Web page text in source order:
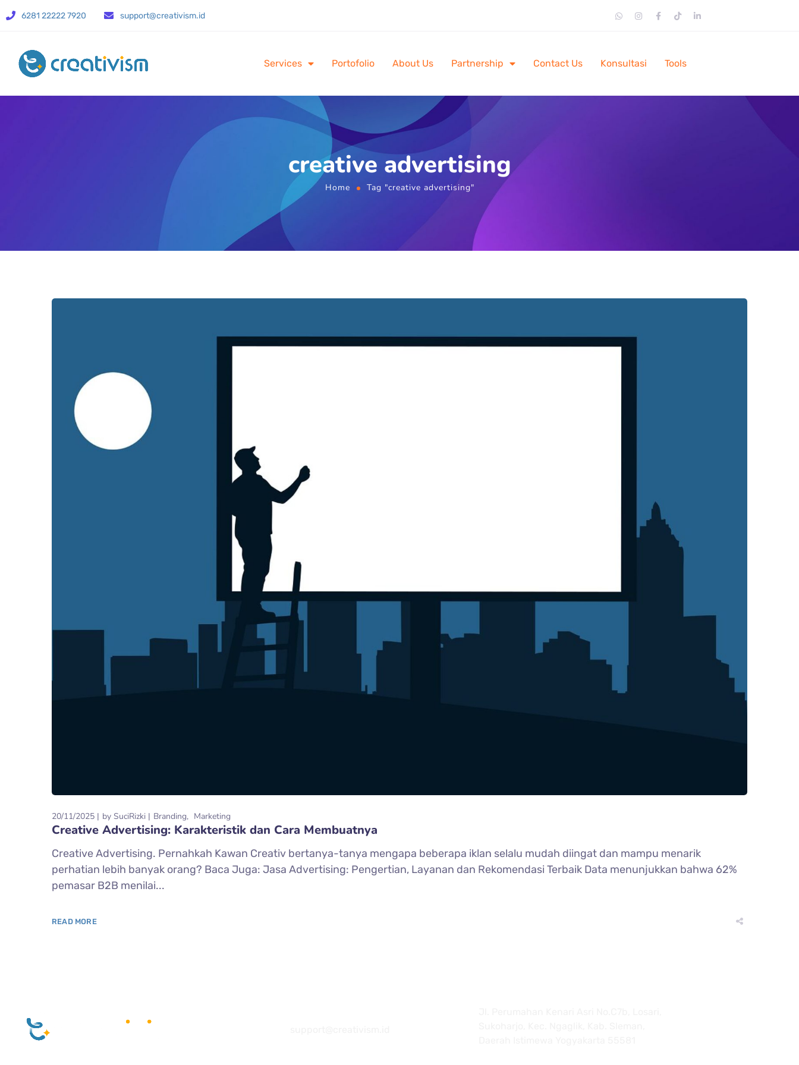
6281 22222 7920 support@creativism.id
Services Portofolio About Us Partnership Contact Us Konsultasi Tools
creative advertising
Home Tag "creative advertising"
20/11/2025 by SuciRizki Branding Marketing
Creative Advertising: Karakteristik dan Cara Membuatnya
Creative Advertising. Pernahkah Kawan Creativ bertanya-tanya mengapa beberapa iklan selalu mudah diingat dan mampu menarik
perhatian lebih banyak orang? Baca Juga: Jasa Advertising: Pengertian, Layanan dan Rekomendasi Terbaik Data menunjukkan bahwa 62%
pemasar B2B menilai...
READ MORE